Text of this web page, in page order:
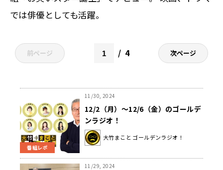
では俳優としても活躍。
前ページ 4 次ページ
番組レポ
11/30, 2024
12/2（月）～12/6（金）のゴールデ
ンラジオ！
大竹まこと ゴールデンラジオ！
11/29, 2024